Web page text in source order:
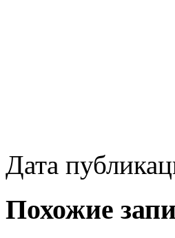
Дата
Похожие